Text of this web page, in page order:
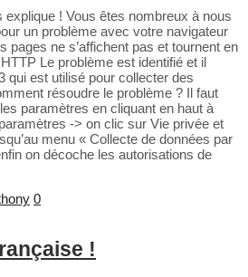
explique ! Vous êtes nombreux à nous
un problème avec votre navigateur
pages ne s’affichent pas et tournent en
Le problème est identifié et il
qui est utilisé pour collecter des
résoudre le problème ? Il faut
paramètres en cliquant en haut à
-> on clic sur Vie privée et
menu « Collecte de données par
on décoche les autorisations de
0
!